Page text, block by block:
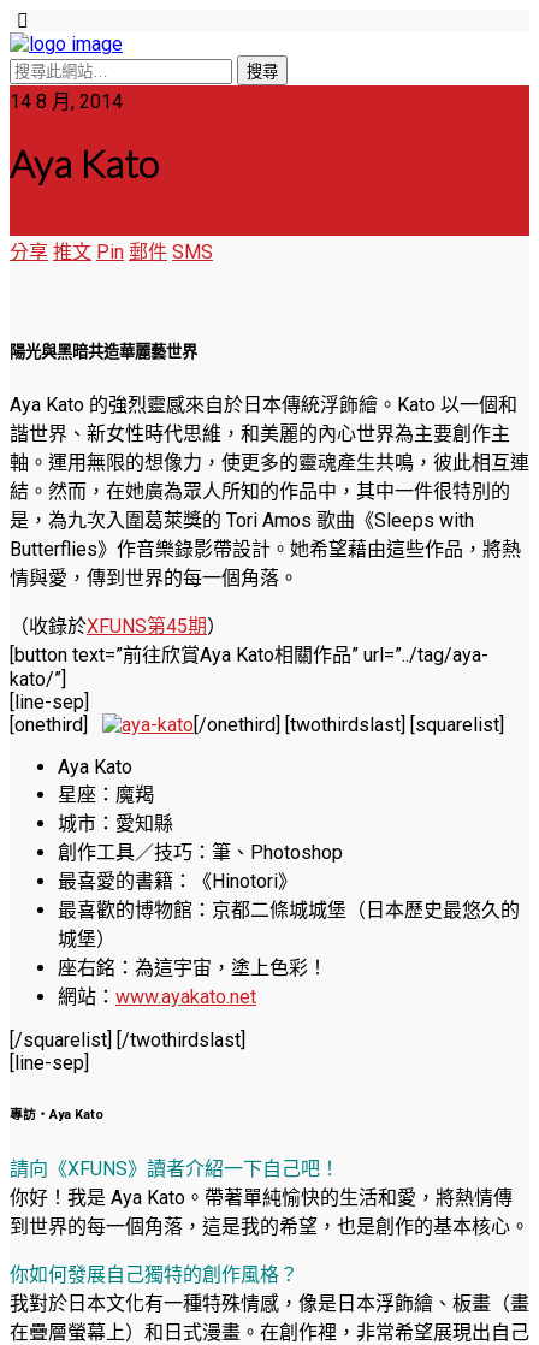
14 8 月, 2014
Aya Kato
分享 推文 Pin 郵件 SMS
陽光與黑暗共造華麗藝世界
Aya Kato 的強烈靈感來自於日本傳統浮飾繪。Kato 以一個和
諧世界、新女性時代思維，和美麗的內心世界為主要創作主
軸。運用無限的想像力，使更多的靈魂產生共鳴，彼此相互連
結。然而，在她廣為眾人所知的作品中，其中一件很特別的
是，為九次入圍葛萊獎的 Tori Amos 歌曲《Sleeps with
Butterflies》作音樂錄影帶設計。她希望藉由這些作品，將熱
情與愛，傳到世界的每一個角落。
（收錄於XFUNS第45期）
[button text=”前往欣賞Aya Kato相關作品” url=”../tag/aya-
kato/”]
[line-sep]
[onethird]
[/onethird] [twothirdslast] [squarelist]
Aya Kato
星座：魔羯
城市：愛知縣
創作工具／技巧：筆、Photoshop
最喜愛的書籍：《Hinotori》
最喜歡的博物館：京都二條城城堡（日本歷史最悠久的
城堡）
座右銘：為這宇宙，塗上色彩！
網站： www.ayakato.net
[/squarelist] [/twothirdslast]
[line-sep]
專訪‧Aya Kato
請向《XFUNS》讀者介紹一下自己吧！
你好！我是 Aya Kato。帶著單純愉快的生活和愛，將熱情傳
到世界的每一個角落，這是我的希望，也是創作的基本核心。
你如何發展自己獨特的創作風格？
我對於日本文化有一種特殊情感，像是日本浮飾繪、板畫（畫
在疊層螢幕上）和日式漫畫。在創作裡，非常希望展現出自己